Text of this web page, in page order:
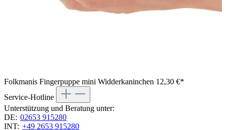
Folkmanis Fingerpuppe mini Widderkaninchen 12,30 €*
Service-Hotline
Unterstützung und Beratung unter:
DE: 02653 915280
INT: +49 2653 915280